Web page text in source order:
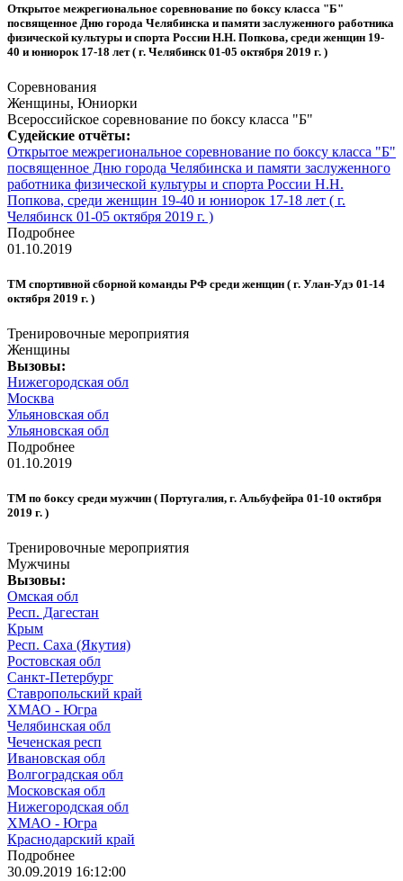
Открытое межрегиональное соревнование по боксу класса "Б"
посвященное Дню города Челябинска и памяти заслуженного работника
физической культуры и спорта России Н.Н. Попкова, среди женщин 19-
40 и юниорок 17-18 лет ( г. Челябинск 01-05 октября 2019 г. )
Соревнования
Женщины, Юниорки
Всероссийское соревнование по боксу класса "Б"
Судейские отчёты:
Открытое межрегиональное соревнование по боксу класса "Б"
посвященное Дню города Челябинска и памяти заслуженного
работника физической культуры и спорта России Н.Н.
Попкова, среди женщин 19-40 и юниорок 17-18 лет ( г.
Челябинск 01-05 октября 2019 г. )
Подробнее
01.10.2019
ТМ спортивной сборной команды РФ среди женщин ( г. Улан-Удэ 01-14
октября 2019 г. )
Тренировочные мероприятия
Женщины
Вызовы:
Нижегородская обл
Москва
Ульяновская обл
Ульяновская обл
Подробнее
01.10.2019
ТМ по боксу среди мужчин ( Португалия, г. Альбуфейра 01-10 октября
2019 г. )
Тренировочные мероприятия
Мужчины
Вызовы:
Омская обл
Респ. Дагестан
Крым
Респ. Саха (Якутия)
Ростовская обл
Санкт-Петербург
Ставропольский край
ХМАО - Югра
Челябинская обл
Чеченская респ
Ивановская обл
Волгоградская обл
Московская обл
Нижегородская обл
ХМАО - Югра
Краснодарский край
Подробнее
30.09.2019 16:12:00